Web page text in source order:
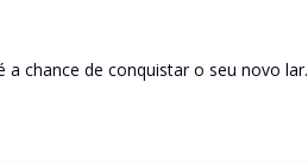
chance de conquistar o seu novo lar.